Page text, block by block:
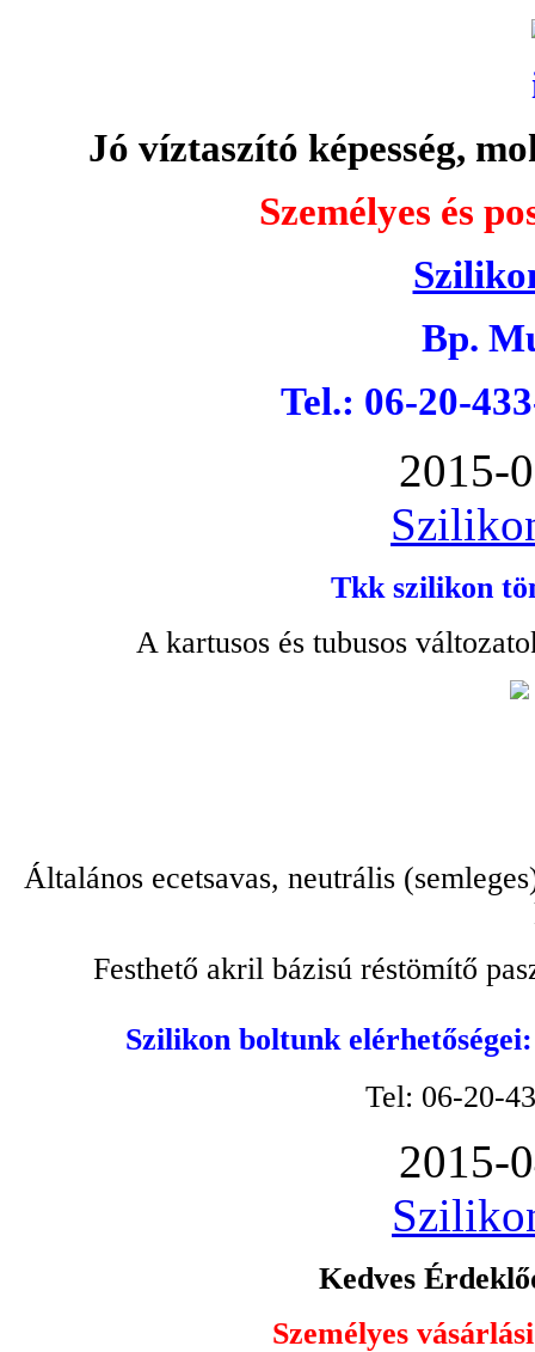
Jó víztaszító képesség,
Személyes és
Bp.
Tel.: 06-20-
2015-
Tkk szilikon
A kartusos és tubusos
Általános ecetsavas, neutrális
Festhető akril bázisú réstömítő
Szilikon boltunk
Tel: 06-20-
2015-
Kedves
Személyes